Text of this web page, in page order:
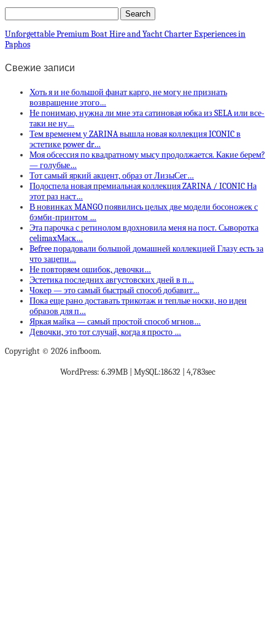
Unforgettable Premium Boat Hire and Yacht Charter Experiences in
Paphos
Свежие записи
Хоть я и не большой фанат карго, не могу не признать
возвращение этого…
Не понимаю, нужна ли мне эта сатиновая юбка из SELA или все-
таки не ну…
Тем временем у ZARINA вышла новая коллекция ICONIC в
эстетике power dr…
Моя обсессия по квадратному мысу продолжается. Какие берем?
— голубые…
Тот самый яркий акцент, образ от ЛизыСег…
Подоспела новая премиальная коллекция ZARINA / ICONIC На
этот раз наст…
В новинках MANGO появились целых две модели босоножек с
бэмби-принтом …
Эта парочка с ретинолом вдохновила меня на пост. Сыворотка
celimaxМаск…
Befree порадовали большой домашней коллекцией Глазу есть за
что зацепи…
Не повторяем ошибок, девочки…
Эстетика последних августовских дней в п…
Чокер — это самый быстрый способ добавит…
Пока еще рано доставать трикотаж и теплые носки, но идеи
образов для п…
Яркая майка — самый простой способ мгнов…
Девочки, это тот случай, когда я просто …
Copyright © 2026 infboom.
WordPress: 6.39MB | MySQL:18632 | 4,783sec